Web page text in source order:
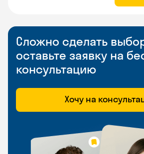
Сложно сделать
оставьте заявку на
консультацию
Хочу на